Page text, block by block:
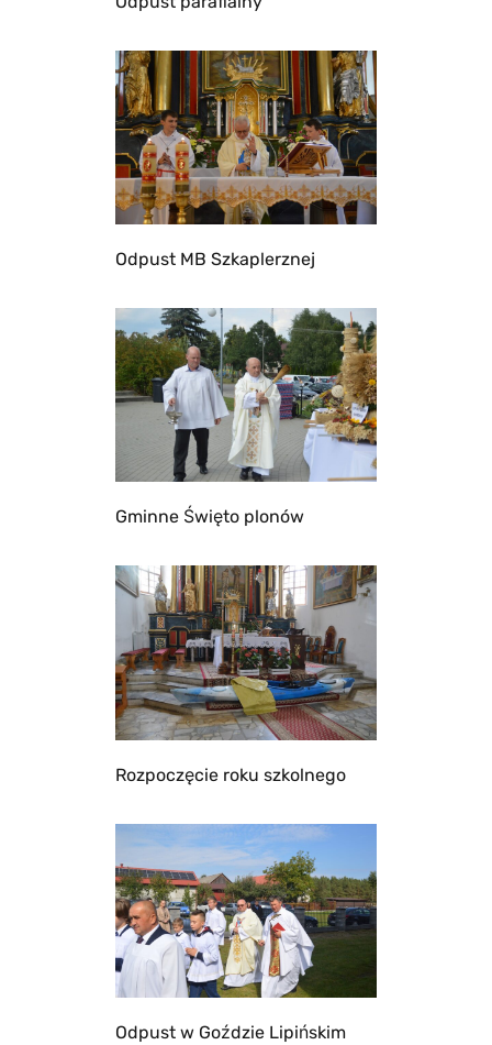
Odpust MB Szkaplerznej
Gminne Święto plonów
Rozpoczęcie roku szkolnego
Odpust w Goździe Lipińskim